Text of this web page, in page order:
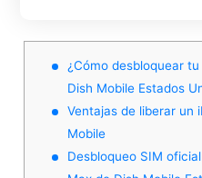
¿Cómo desbloquear
Dish Mobile Estados
Ventajas de liberar un
Mobile
Desbloqueo SIM